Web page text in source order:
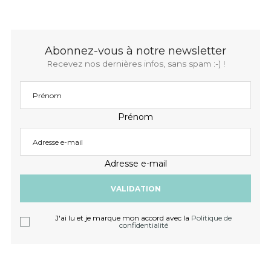
Abonnez-vous à notre newsletter
Recevez nos dernières infos, sans spam :-) !
Prénom
Adresse e-mail
J'ai lu et je marque mon accord avec la Politique de
confidentialité